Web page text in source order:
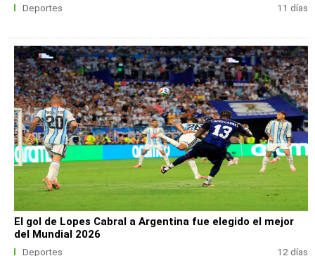
Deportes 11 días
El gol de Lopes Cabral a Argentina fue elegido el mejor
del Mundial 2026
Deportes 12 días